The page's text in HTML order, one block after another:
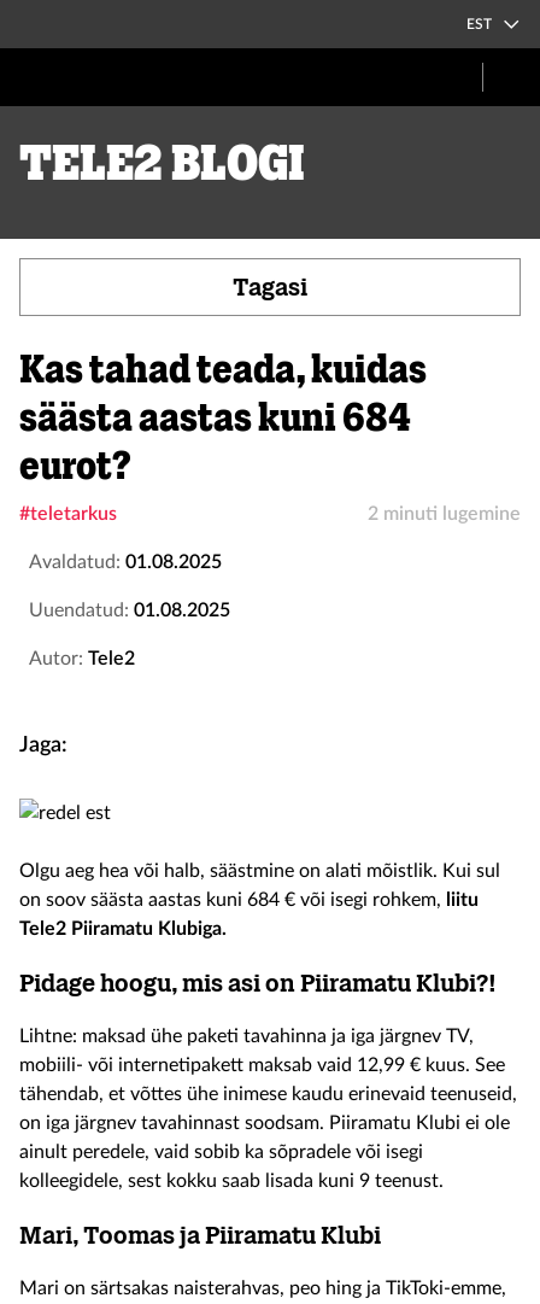
EST
Tele2 blogi
Tagasi
Kas tahad teada, kuidas
säästa aastas kuni 684
eurot?
#teletarkus 2 minuti lugemine
Avaldatud: 01.08.2025
Uuendatud: 01.08.2025
Autor: Tele2
Jaga:
Olgu aeg hea või halb, säästmine on alati mõistlik. Kui sul
on soov säästa aastas kuni 684 € või isegi rohkem, liitu
Tele2 Piiramatu Klubiga.
Pidage hoogu, mis asi on Piiramatu Klubi?!
Lihtne: maksad ühe paketi tavahinna ja iga järgnev TV,
mobiili- või internetipakett maksab vaid 12,99 € kuus. See
tähendab, et võttes ühe inimese kaudu erinevaid teenuseid,
on iga järgnev tavahinnast soodsam. Piiramatu Klubi ei ole
ainult peredele, vaid sobib ka sõpradele või isegi
kolleegidele, sest kokku saab lisada kuni 9 teenust.
Mari, Toomas ja Piiramatu Klubi
Mari on särtsakas naisterahvas, peo hing ja TikToki-emme,